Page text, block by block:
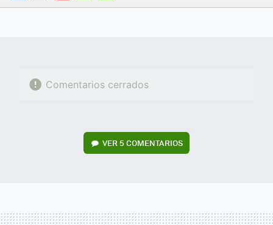
FACEBOOK
TWITTERFLIPBOARD
E-
WHATSAPP
Comentarios cerrados
VER5 COMENTARIOS